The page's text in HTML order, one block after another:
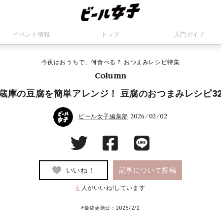
イベント情報 トップ 入門ガイド
今夜はおうちで、何食べる？ おつまみレシピ特集
Column
庫の豆腐を簡単アレンジ！ 豆腐のおつまみレシピ
ビール女子編集部 2026/02/02
いいね！ 記事について投稿
6 人がいいね!しています
※最終更新日：2026/2/2